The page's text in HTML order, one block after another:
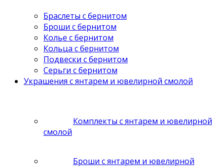
Браслеты с бернитом
Броши с бернитом
Колье с бернитом
Кольца с бернитом
Подвески с бернитом
Серьги с бернитом
Украшения с янтарем и ювелирной смолой
Комплекты с янтарем и ювелирной
смолой
Броши с янтарем и ювелирной